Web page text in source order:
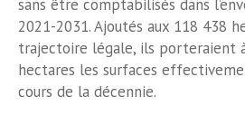
sans être comptabilisés dans
2021-2031. Ajoutés aux 118 438
trajectoire légale, ils porteraient
hectares les surfaces
cours de la décennie.